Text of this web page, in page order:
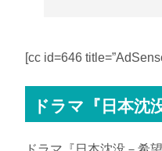
[cc id=646
ドラマ『日本沈